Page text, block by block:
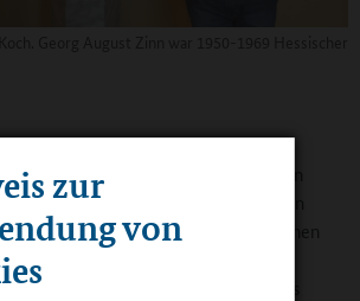
zur
von
Batzen habe ich natürlich von
Koch abbekommen. Das war ein
in dem wir uns sehr offen austauschen
wie er mit schwierigen Situationen
mir gerne das eine oder andere
Mitte 2020 haben wir uns